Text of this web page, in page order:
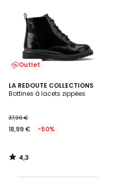
Outlet
LA REDOUTE COLLECTIONS
Bottines à lacets zippées
37,99 €
18,99 € -50%
4,3
/ 5
4,3
/